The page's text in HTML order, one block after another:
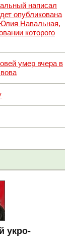
написал
опубликована
Юлия Навальная,
которого
умер вчера в
укро-